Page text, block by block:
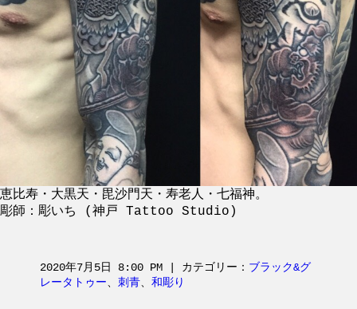
恵比寿・大黒天・毘沙門天・寿老人・七福神。
彫師：彫いち (神戸 Tattoo Studio)
2020年7月5日 8:00 PM | カテゴリー： ブラック&グ
レータトゥー、 刺青、 和彫り